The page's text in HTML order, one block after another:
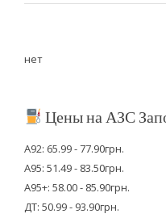
нет
Цены на АЗС
А92: 65.99 - 77.90грн.
А95: 51.49 - 83.50грн.
А95+: 58.00 - 85.90грн.
ДТ: 50.99 - 93.90грн.